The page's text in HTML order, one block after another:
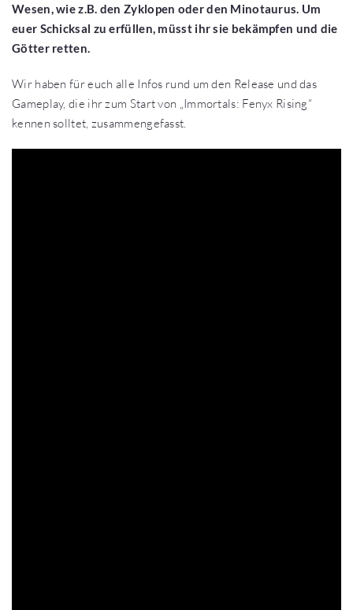
Wesen, wie z.B. den Zyklopen oder den Minotaurus. Um
euer Schicksal zu erfüllen, müsst ihr sie bekämpfen und die
Götter retten.
Wir haben für euch alle Infos rund um den Release und das
Gameplay, die ihr zum Start von „Immortals: Fenyx Rising“
kennen solltet, zusammengefasst.